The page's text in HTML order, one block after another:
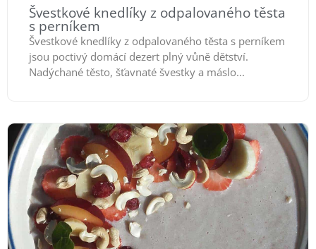
Švestkové knedlíky z odpalovaného těsta
s perníkem
Švestkové knedlíky z odpalovaného těsta s perníkem
jsou poctivý domácí dezert plný vůně dětství.
Nadýchané těsto, šťavnaté švestky a máslo...